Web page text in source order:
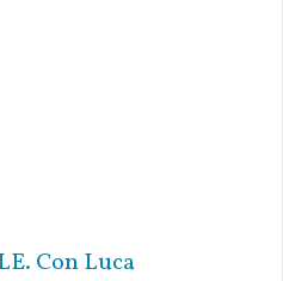
Con Luca